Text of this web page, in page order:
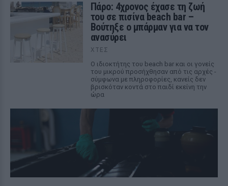
Πάρο: 4χρονος έχασε τη ζωή
του σε πισίνα beach bar –
Βούτηξε ο μπάρμαν για να τον
ανασύρει
ΧΤΕΣ
Ο ιδιοκτήτης του beach bar και οι γονείς
του μικρού προσήχθησαν από τις αρχές -
σύμφωνα με πληροφορίες, κανείς δεν
βρισκόταν κοντά στο παιδί εκείνη την
ώρα